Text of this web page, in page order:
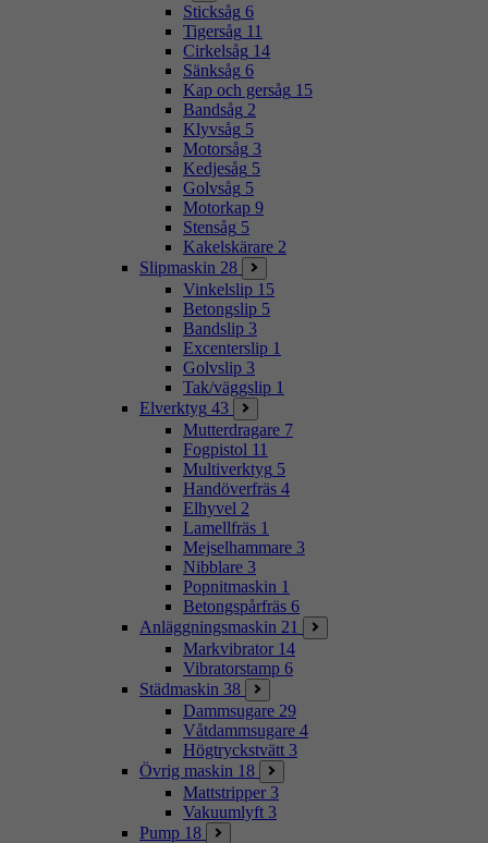
Sticksåg 6
Tigersåg 11
Cirkelsåg 14
Sänksåg 6
Kap och gersåg 15
Bandsåg 2
Klyvsåg 5
Motorsåg 3
Kedjesåg 5
Golvsåg 5
Motorkap 9
Stensåg 5
Kakelskärare 2
Slipmaskin 28
Vinkelslip 15
Betongslip 5
Bandslip 3
Excenterslip 1
Golvslip 3
Tak/väggslip 1
Elverktyg 43
Mutterdragare 7
Fogpistol 11
Multiverktyg 5
Handöverfräs 4
Elhyvel 2
Lamellfräs 1
Mejselhammare 3
Nibblare 3
Popnitmaskin 1
Betongspårfräs 6
Anläggningsmaskin 21
Markvibrator 14
Vibratorstamp 6
Städmaskin 38
Dammsugare 29
Våtdammsugare 4
Högtryckstvätt 3
Övrig maskin 18
Mattstripper 3
Vakuumlyft 3
Pump 18